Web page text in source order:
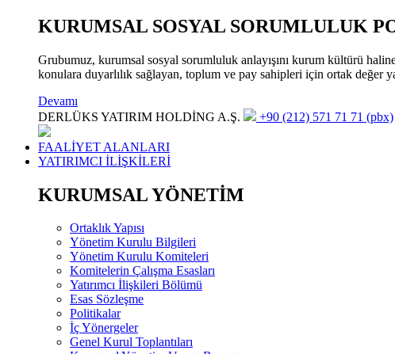
KURUMSAL SOSYAL SORUMLULUK
Grubumuz, kurumsal sosyal sorumluluk anlayışını kurum kültürü
konulara duyarlılık sağlayan, toplum ve pay sahipleri için ortak değer
Devamı
DERLÜKS YATIRIM HOLDİNG A.Ş.
+90 (212) 571 71 71 (pbx)
FAALİYET ALANLARI
YATIRIMCI İLİŞKİLERİ
KURUMSAL YÖNETİM
Ortaklık Yapısı
Yönetim Kurulu Bilgileri
Yönetim Kurulu Komiteleri
Komitelerin Çalışma Esasları
Yatırımcı İlişkileri Bölümü
Esas Sözleşme
Politikalar
İç Yönergeler
Genel Kurul Toplantıları